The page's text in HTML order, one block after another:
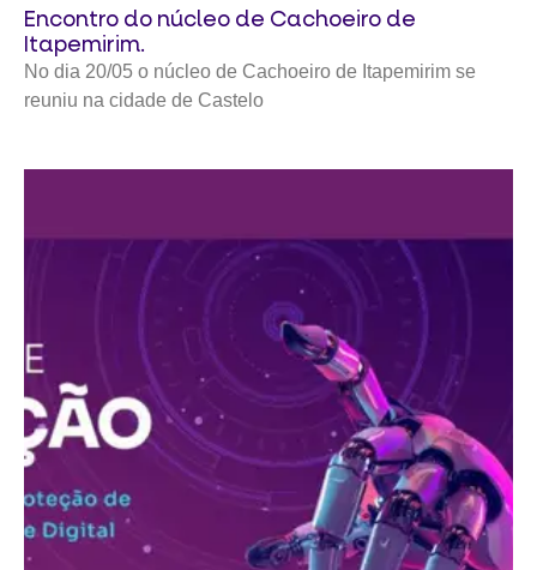
Encontro do núcleo de Cachoeiro de
Itapemirim.
No dia 20/05 o núcleo de Cachoeiro de Itapemirim se
reuniu na cidade de Castelo